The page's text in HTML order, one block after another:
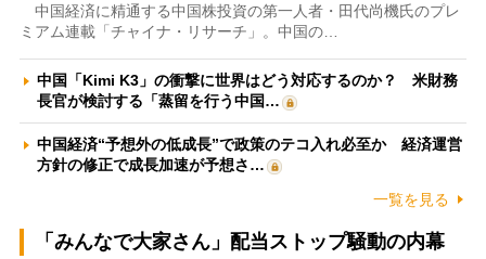
中国経済に精通する中国株投資の第一人者・田代尚機氏のプレ
ミアム連載「チャイナ・リサーチ」。中国の…
中国「Kimi K3」の衝撃に世界はどう対応するのか？ 米財務
長官が検討する「蒸留を行う中国…
中国経済“予想外の低成長”で政策のテコ入れ必至か 経済運営
方針の修正で成長加速が予想さ…
一覧を見る
「みんなで大家さん」配当ストップ騒動の内幕